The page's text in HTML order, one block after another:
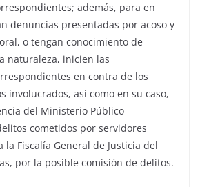
además, para en
denuncias presentadas por acoso y
o tengan conocimiento de
naturaleza, inicien las
en contra de los
involucrados, así como en su caso,
del Ministerio Público
cometidos por servidores
la Fiscalía General de Justicia del
por la posible comisión de delitos.